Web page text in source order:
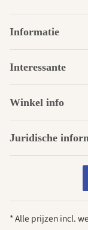
Informatie
Interessante
Winkel info
Juridische
* Alle prijzen incl.